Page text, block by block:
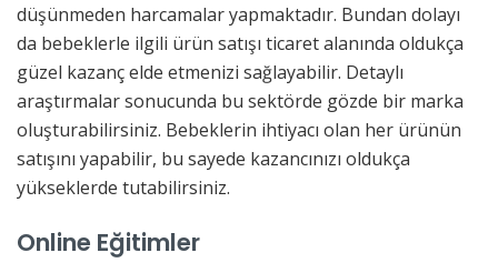
düşünmeden harcamalar yapmaktadır. Bundan dolayı
da bebeklerle ilgili ürün satışı ticaret alanında oldukça
güzel kazanç elde etmenizi sağlayabilir. Detaylı
araştırmalar sonucunda bu sektörde gözde bir marka
oluşturabilirsiniz. Bebeklerin ihtiyacı olan her ürünün
satışını yapabilir, bu sayede kazancınızı oldukça
yükseklerde tutabilirsiniz.
Online Eğitimler